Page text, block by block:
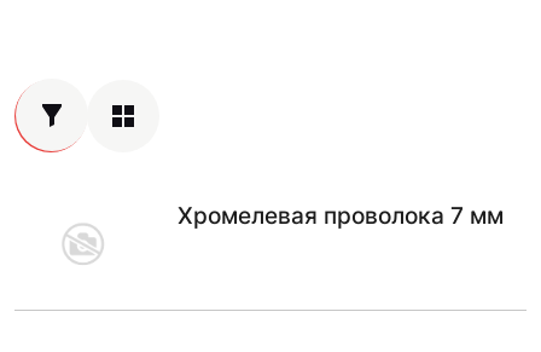
Хромелевая проволока 7 мм